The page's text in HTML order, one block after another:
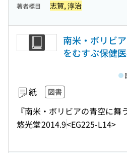
著者標目 志賀, 淳治
南米・ボリビ
をむすぶ保健
紙 図書
『南米・ボリビアの青空に舞
悠光堂2014.9<EG225-L14>